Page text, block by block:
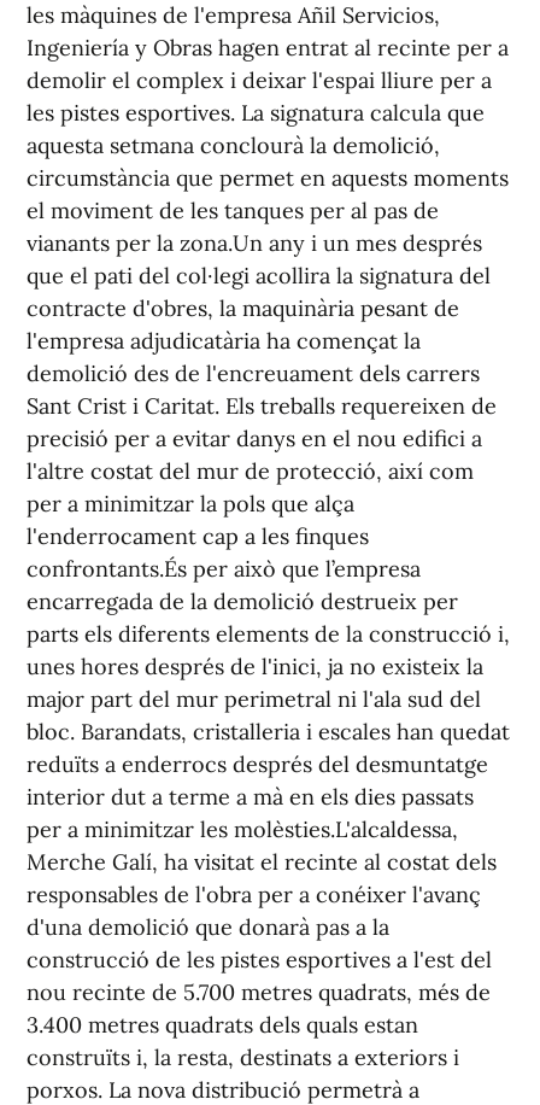
les màquines de l'empresa Añil Servicios,
Ingeniería y Obras hagen entrat al recinte per a
demolir el complex i deixar l'espai lliure per a
les pistes esportives. La signatura calcula que
aquesta setmana conclourà la demolició,
circumstància que permet en aquests moments
el moviment de les tanques per al pas de
vianants per la zona.Un any i un mes després
que el pati del col·legi acollira la signatura del
contracte d'obres, la maquinària pesant de
l'empresa adjudicatària ha començat la
demolició des de l'encreuament dels carrers
Sant Crist i Caritat. Els treballs requereixen de
precisió per a evitar danys en el nou edifici a
l'altre costat del mur de protecció, així com
per a minimitzar la pols que alça
l'enderrocament cap a les finques
confrontants.És per això que l’empresa
encarregada de la demolició destrueix per
parts els diferents elements de la construcció i,
unes hores després de l'inici, ja no existeix la
major part del mur perimetral ni l'ala sud del
bloc. Barandats, cristalleria i escales han quedat
reduïts a enderrocs després del desmuntatge
interior dut a terme a mà en els dies passats
per a minimitzar les molèsties.L'alcaldessa,
Merche Galí, ha visitat el recinte al costat dels
responsables de l'obra per a conéixer l'avanç
d'una demolició que donarà pas a la
construcció de les pistes esportives a l'est del
nou recinte de 5.700 metres quadrats, més de
3.400 metres quadrats dels quals estan
construïts i, la resta, destinats a exteriors i
porxos. La nova distribució permetrà a